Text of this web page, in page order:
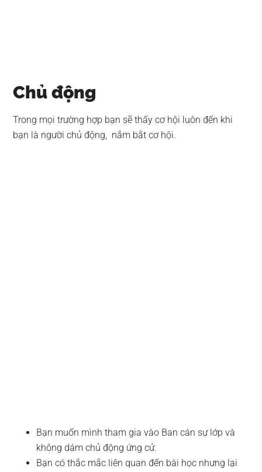
Chủ động
Trong mọi trường hợp bạn sẽ thấy cơ hội luôn đến khi
bạn là người chủ động, nắm bắt cơ hội.
Bạn muốn mình tham gia vào Ban cán sự lớp và
không dám chủ động ứng cử.
Bạn có thắc mắc liên quan đến bài học nhưng lại